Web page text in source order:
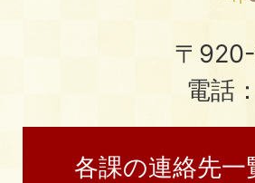
〒
電話
各課の連絡先一